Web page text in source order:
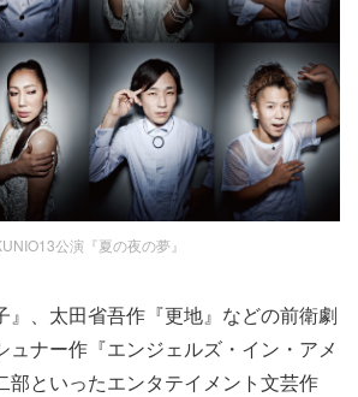
公演『夏の夜の夢』
』、太田省吾作『更地』などの前衛劇
ュナー作『エンジェルズ・イン・アメ
部といったエンタテイメント文芸作